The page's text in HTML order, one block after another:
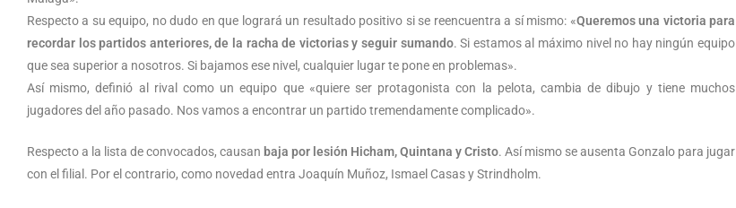
Respecto a su equipo, no dudo en que logrará un resultado positivo si se reencuentra a sí mismo: «Queremos una victoria para
recordar los partidos anteriores, de la racha de victorias y seguir sumando. Si estamos al máximo nivel no hay ningún equipo
que sea superior a nosotros. Si bajamos ese nivel, cualquier lugar te pone en problemas».
Así mismo, definió al rival como un equipo que «quiere ser protagonista con la pelota, cambia de dibujo y tiene muchos
jugadores del año pasado. Nos vamos a encontrar un partido tremendamente complicado».
Respecto a la lista de convocados, causan baja por lesión Hicham, Quintana y Cristo. Así mismo se ausenta Gonzalo para jugar
con el filial. Por el contrario, como novedad entra Joaquín Muñoz, Ismael Casas y Strindholm.